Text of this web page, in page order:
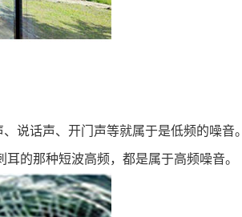
话声、开门声等就属于是低频的噪音。
的那种短波高频，都是属于高频噪音。